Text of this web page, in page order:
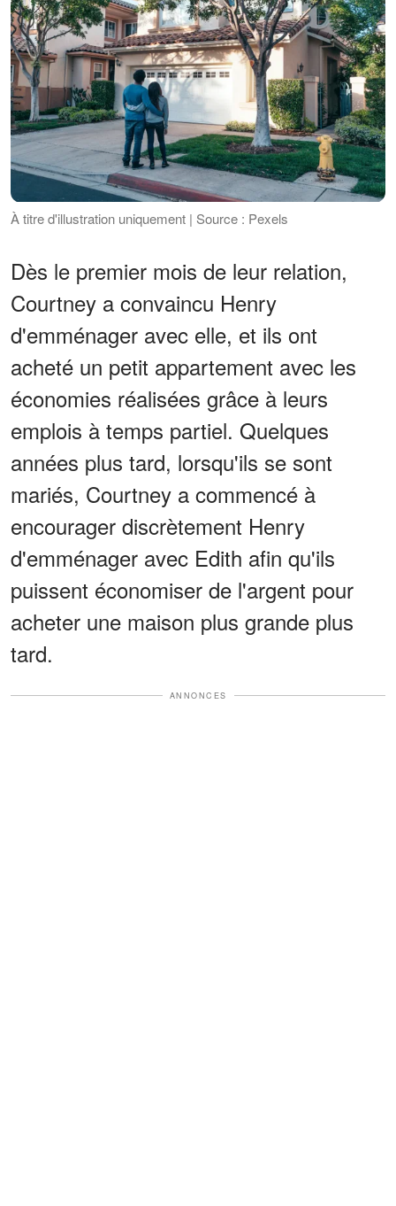
À titre d'illustration uniquement | Source : Pexels
Dès le premier mois de leur relation,
Courtney a convaincu Henry
d'emménager avec elle, et ils ont
acheté un petit appartement avec les
économies réalisées grâce à leurs
emplois à temps partiel. Quelques
années plus tard, lorsqu'ils se sont
mariés, Courtney a commencé à
encourager discrètement Henry
d'emménager avec Edith afin qu'ils
puissent économiser de l'argent pour
acheter une maison plus grande plus
tard.
ANNONCES